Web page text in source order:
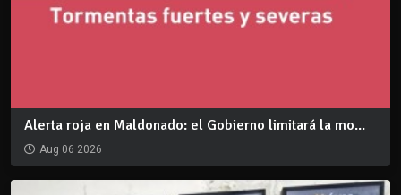
Alerta roja en Maldonado: el Gobierno limitará la mo...
Aug 06 2026